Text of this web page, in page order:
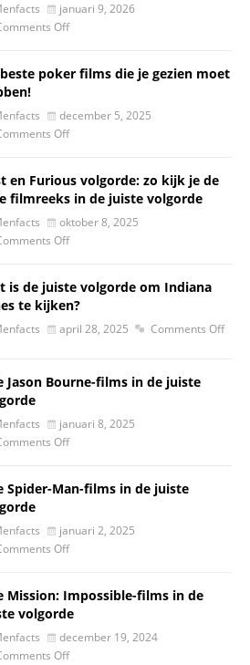
januari 9, 2026
Off
poker films die je gezien moet
december 5, 2025
Off
en Furious volgorde: zo kijk je de
filmreeks in de juiste volgorde
oktober 8, 2025
Off
is de juiste volgorde om Indiana
te kijken?
april 28, 2025 Comments Off
Jason Bourne-films in de juiste
januari 8, 2025
Off
Spider-Man-films in de juiste
januari 2, 2025
Off
Mission: Impossible-films in de
volgorde
december 19, 2024
Off